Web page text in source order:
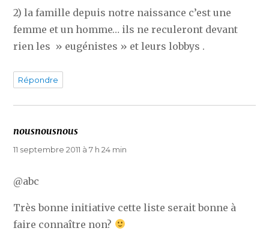
2) la famille depuis notre naissance c’est une
femme et un homme… ils ne reculeront devant
rien les » eugénistes » et leurs lobbys .
Répondre
nousnousnous
11 septembre 2011 à 7 h 24 min
@abc
Très bonne initiative cette liste serait bonne à
faire connaître non?